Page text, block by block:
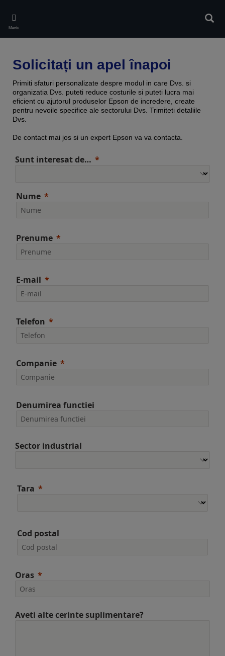
main
content
Meniu
Solicitați un apel înapoi
Primiti sfaturi personalizate despre modul in care Dvs. si
organizatia Dvs. puteti reduce costurile si puteti lucra mai
eficient cu ajutorul produselor Epson de incredere, create
pentru nevoile specifice ale sectorului Dvs. Trimiteti detaliile
Dvs.
De contact mai jos si un expert Epson va va contacta.
Sunt interesat de…
Nume
Prenume
E-mail
Telefon
Companie
Denumirea functiei
Sector industrial
Tara
Cod postal
Oras
Aveti alte cerinte suplimentare?